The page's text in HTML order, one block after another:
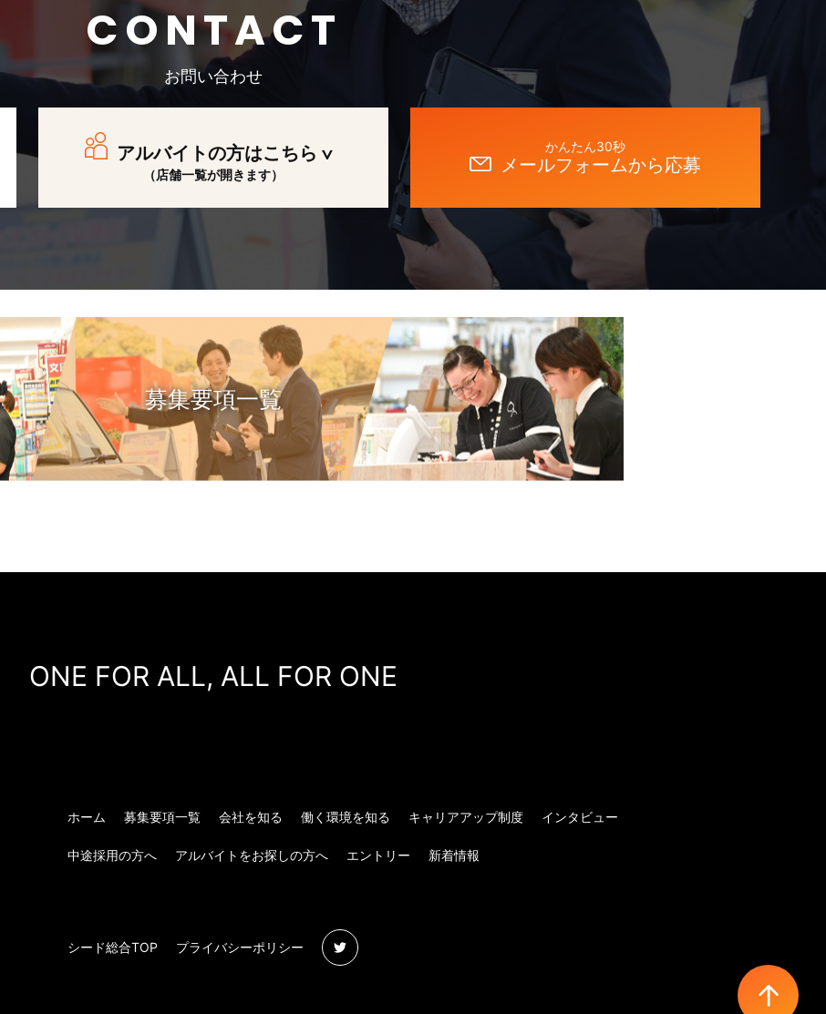
CONTACT
お問い合わせ
アルバイトの方はこちら
（店舗一覧が開きます）
かんたん30秒
メールフォームから応募
募集要項一覧
ONE FOR ALL, ALL FOR ONE
ホーム 募集要項一覧 会社を知る 働く環境を知る キャリアアップ制度 インタビュー
中途採用の方へ アルバイトをお探しの方へ エントリー 新着情報
シード総合TOP プライバシーポリシー